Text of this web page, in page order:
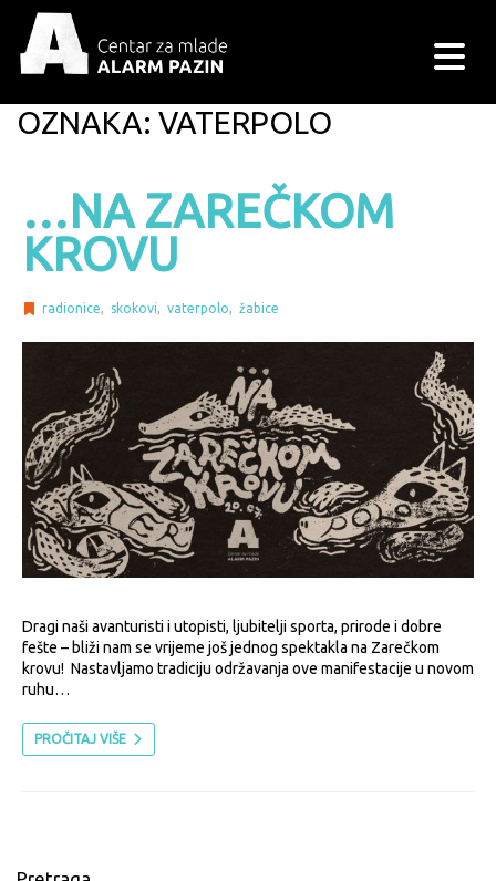
OZNAKA: VATERPOLO
…NA ZAREČKOM
KROVU
radionice skokovi vaterpolo žabice
Dragi naši avanturisti i utopisti, ljubitelji sporta, prirode i dobre
fešte – bliži nam se vrijeme još jednog spektakla na Zarečkom
krovu! Nastavljamo tradiciju održavanja ove manifestacije u novom
ruhu…
PROČITAJ VIŠE